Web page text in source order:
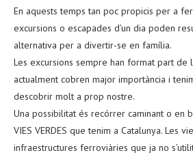
En aquests temps tan poc propicis per a
excursions o escapades d’un dia poden
alternativa per a divertir-se en família.
Les excursions sempre han format part de
actualment cobren major importància i
descobrir molt a prop nostre.
Una possibilitat és recórrer caminant o en
VIES VERDES que tenim a Catalunya. Les
infraestructures ferroviàries que ja no